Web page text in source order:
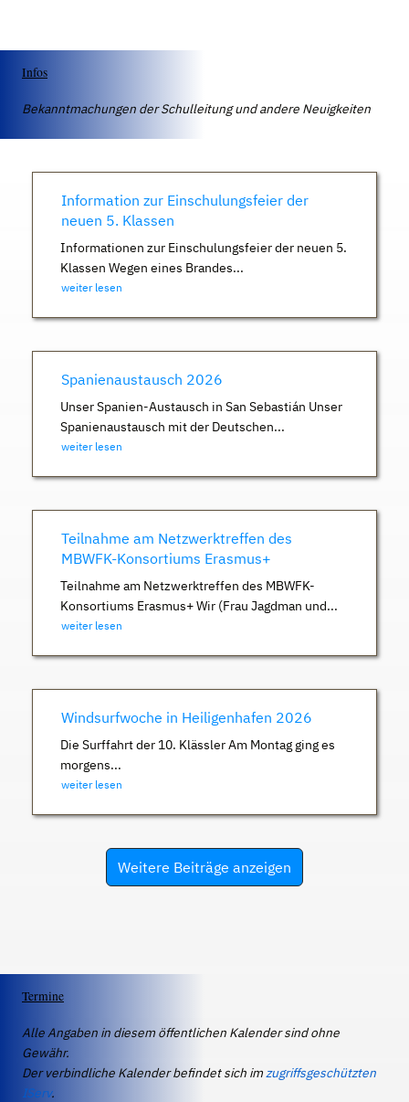
Infos
Bekanntmachungen der Schulleitung und andere Neuigkeiten
Information zur Einschulungsfeier der
neuen 5. Klassen
Informationen zur Einschulungsfeier der neuen 5.
Klassen Wegen eines Brandes...
weiter lesen
Spanienaustausch 2026
Unser Spanien-Austausch in San Sebastián Unser
Spanienaustausch mit der Deutschen...
weiter lesen
Teilnahme am Netzwerktreffen des
MBWFK-Konsortiums Erasmus+
Teilnahme am Netzwerktreffen des MBWFK-
Konsortiums Erasmus+ Wir (Frau Jagdman und...
weiter lesen
Windsurfwoche in Heiligenhafen 2026
Die Surffahrt der 10. Klässler Am Montag ging es
morgens...
weiter lesen
Weitere Beiträge anzeigen
Termine
Alle Angaben in diesem öffentlichen Kalender sind ohne
Gewähr.
Der verbindliche Kalender befindet sich imzugriffsgeschützten
IServ.